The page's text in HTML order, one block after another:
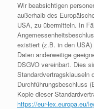
Wir beabsichtigen
außerhalb des
USA, zu übermitteln. In
existiert (z.B. in den
Daten anderweitige
DSGVO vereinbart. Dies
Standardvertragsklauseln
Durchführungsbeschluss
Kopie dieser
https://eur-lex.europa.eu/